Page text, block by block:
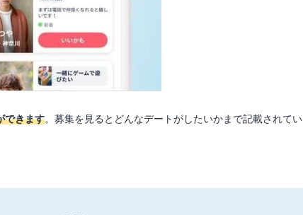
できます。募集を見るとどんなデートがしたいかまで記載されてい